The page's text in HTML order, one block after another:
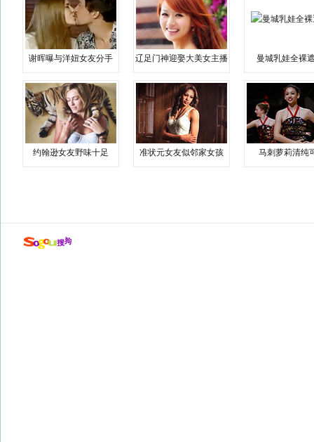
谢晖曝与洋妞女友分手 辽足门神迎娶大美女主播 曼城乳娃全裸
约翰逊女友野味十足 准状元女友似邻家女孩 马刺萝莉清纯